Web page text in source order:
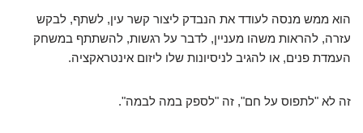
הוא ממש מנסה לעודד את הנבדק ליצור קשר עין, לשתף, לבקש
עזרה, להראות משהו מעניין, לדבר על רגשות, להשתתף במשחק
העמדת פנים, או להגיב לניסיונות שלו ליזום אינטראקציה.
זה לא "לתפוס על חם", זה "לספק במה לבמה".